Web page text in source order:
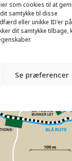
som cookies til at
samtykke til disse
eller unikke ID'er på
dit samtykke tilbage,
Se præferencer